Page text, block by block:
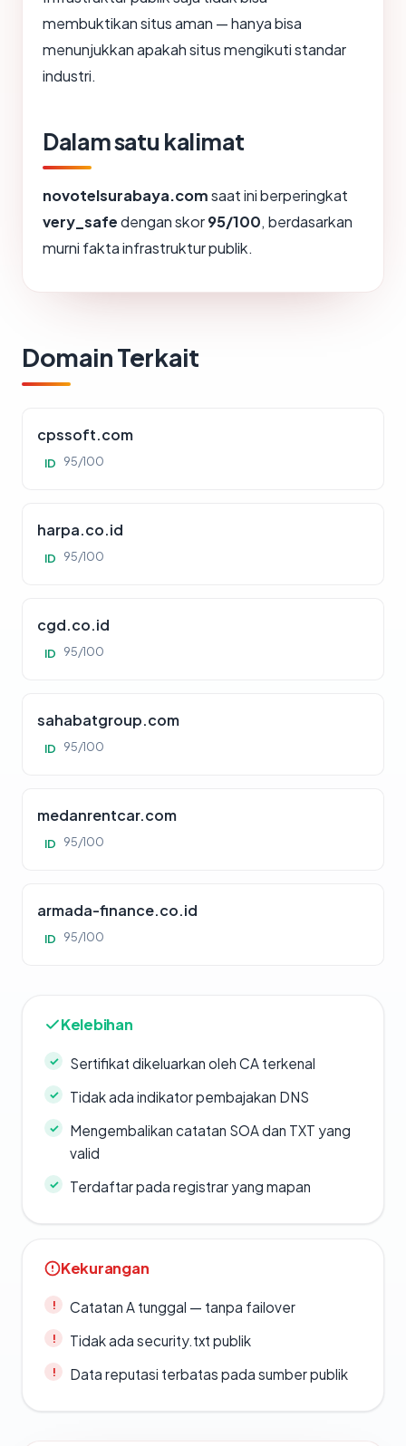
membuktikan situs aman — hanya bisa
menunjukkan apakah situs mengikuti standar
industri.
Dalam satu kalimat
novotelsurabaya.comsaat ini berperingkat
very_safedengan skor95/100, berdasarkan
murni fakta infrastruktur publik.
Domain Terkait
cpssoft.com
ID 95/100
harpa.co.id
ID 95/100
cgd.co.id
ID 95/100
sahabatgroup.com
ID 95/100
medanrentcar.com
ID 95/100
armada-finance.co.id
ID 95/100
Kelebihan
Sertifikat dikeluarkan oleh CA terkenal
Tidak ada indikator pembajakan DNS
Mengembalikan catatan SOA dan TXT yang
valid
Terdaftar pada registrar yang mapan
Kekurangan
Catatan A tunggal — tanpa failover
Tidak ada security.txt publik
Data reputasi terbatas pada sumber publik